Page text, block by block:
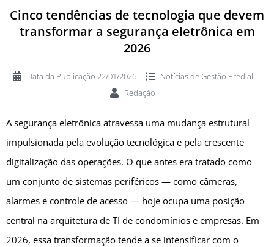
Cinco tendências de tecnologia que devem
transformar a segurança eletrônica em
2026
Data da Publicação 22/01/2026 Notícias deGestão Predial
Redação
A segurança eletrônica atravessa uma mudança estrutural
impulsionada pela evolução tecnológica e pela crescente
digitalização das operações. O que antes era tratado como
um conjunto de sistemas periféricos — como câmeras,
alarmes e controle de acesso — hoje ocupa uma posição
central na arquitetura de TI de condomínios e empresas. Em
2026, essa transformação tende a se intensificar com o